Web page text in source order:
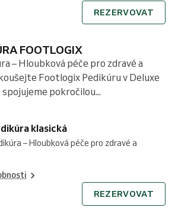
REZERVOVAT
FOOTLOGIX
– Hloubková péče pro zdravé a
Footlogix Pedikúru v Deluxe
spojujeme pokročilou...
klasická
– Hloubková péče pro zdravé a
REZERVOVAT